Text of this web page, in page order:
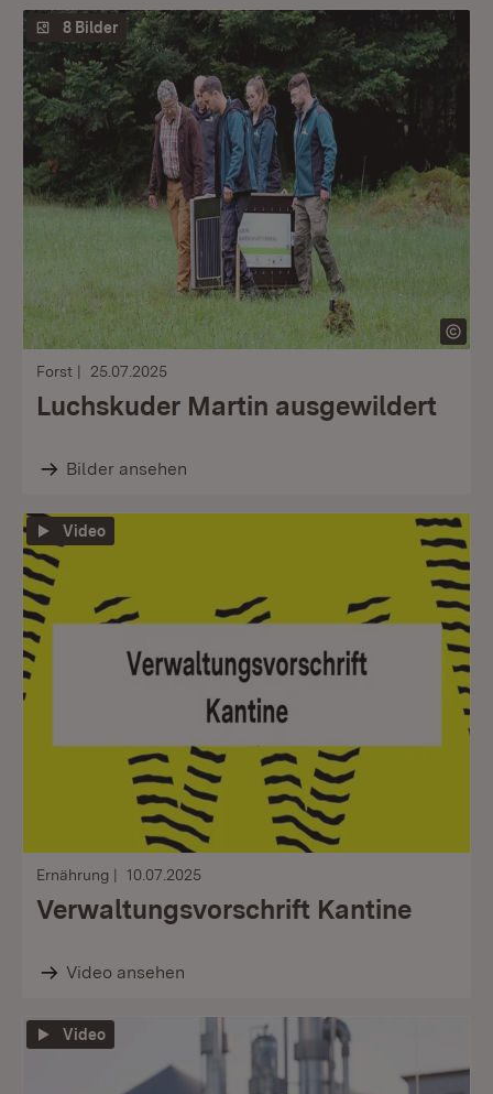
8 Bilder
Forst 25.07.2025
Luchskuder Martin ausgewildert
Bilder ansehen
Video
Ernährung 10.07.2025
Verwaltungsvorschrift Kantine
Video ansehen
Video